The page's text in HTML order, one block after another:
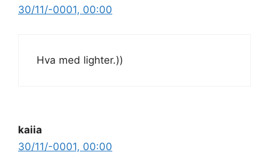
30/11/-0001, 00:00
Hva med lighter.))
kaiia
30/11/-0001, 00:00